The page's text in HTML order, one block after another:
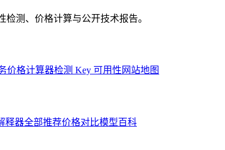
测、价格计算与公开技术报告。
价格计算器检测 Key 可用性 网站地图
释器全部推荐价格对比模型百科